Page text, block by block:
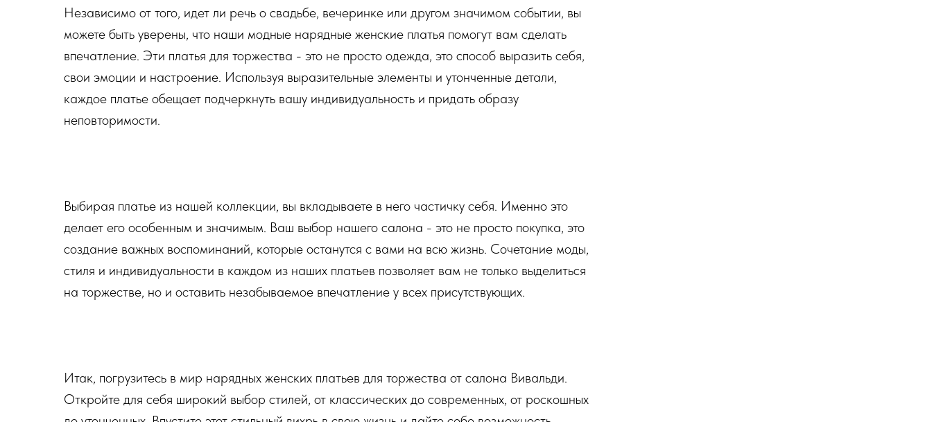
Независимо от того, идет ли речь о свадьбе, вечеринке или другом значимом событии, вы
можете быть уверены, что наши модные нарядные женские платья помогут вам сделать
впечатление. Эти платья для торжества - это не просто одежда, это способ выразить себя,
свои эмоции и настроение. Используя выразительные элементы и утонченные детали,
каждое платье обещает подчеркнуть вашу индивидуальность и придать образу
неповторимости.
Выбирая платье из нашей коллекции, вы вкладываете в него частичку себя. Именно это
делает его особенным и значимым. Ваш выбор нашего салона - это не просто покупка, это
создание важных воспоминаний, которые останутся с вами на всю жизнь. Сочетание моды,
стиля и индивидуальности в каждом из наших платьев позволяет вам не только выделиться
на торжестве, но и оставить незабываемое впечатление у всех присутствующих.
Итак, погрузитесь в мир нарядных женских платьев для торжества от салона Вивальди.
Откройте для себя широкий выбор стилей, от классических до современных, от роскошных